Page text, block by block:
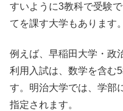
すいように3教科で受験
てを課す大学もあります。
例えば、早稲田大学・政
利用入試は、数学を含む
す。明治大学では、学部
指定されます。